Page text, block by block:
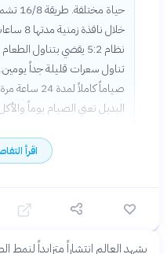
خلال
صياماً كاملاً
البديل تعني الصيام يوماً والأكل
اقرأ
تفاصيل مناظرة
مناظرة: هل يجب تشجيع الصيام المتقطع
يشهد العالم انتشاراً متزايداً